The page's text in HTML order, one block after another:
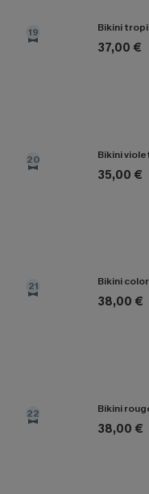
19 Bikini
37,00 €
20 Bikini
35,00 €
21
38,00 €
22
38,00 €